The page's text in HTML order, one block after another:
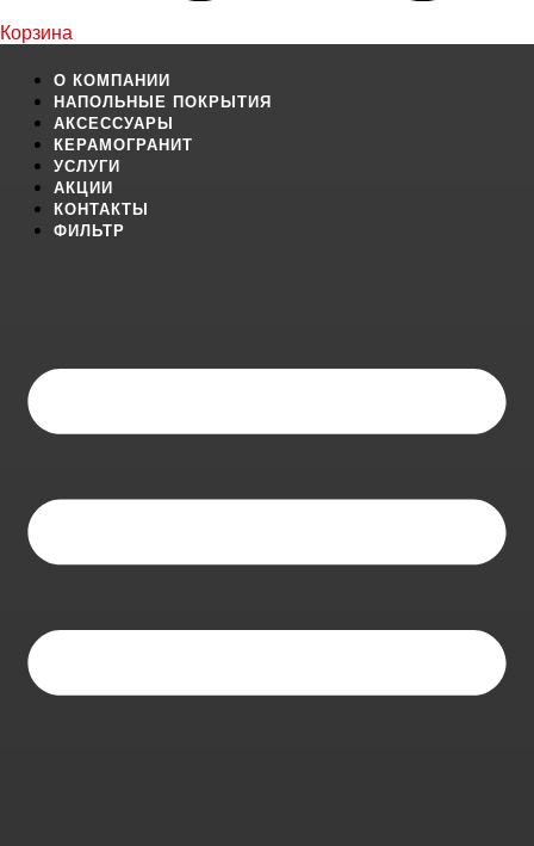
Корзина
О КОМПАНИИ
НАПОЛЬНЫЕ ПОКРЫТИЯ
АКСЕССУАРЫ
КЕРАМОГРАНИТ
УСЛУГИ
АКЦИИ
КОНТАКТЫ
ФИЛЬТР